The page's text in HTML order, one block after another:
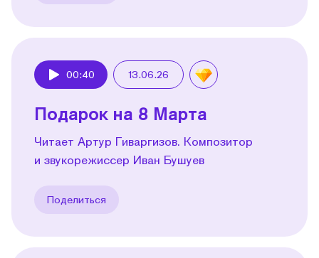
00:40 13.06.26
Подарок на 8 Марта
Читает Артур Гиваргизов. Композитор
и звукорежиссер Иван Бушуев
Поделиться